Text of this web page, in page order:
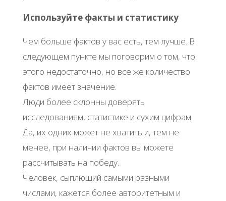
Используйте факты и статистику
Чем больше фактов у вас есть, тем лучше. В
следующем пункте мы поговорим о том, что
этого недостаточно, но все же количество
фактов имеет значение.
Люди более склонны доверять
исследованиям, статистике и сухим цифрам
Да, их одних может не хватить и, тем не
менее, при наличии фактов вы можете
рассчитывать на победу.
Человек, сыплющий самыми разными
числами, кажется более авторитетным и